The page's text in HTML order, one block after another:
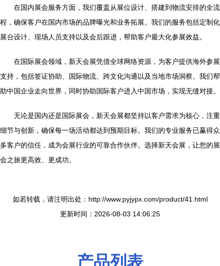
在国内展会服务方面，我们覆盖从展位设计、搭建到物流安排的全流
程，确保客户在国内市场的品牌曝光和业务拓展。我们的服务包括定制化
展台设计、现场人员支持以及会后跟进，帮助客户最大化参展效益。
在国际展会领域，新天会展凭借全球网络资源，为客户提供海外参展
支持，包括签证协助、国际物流、跨文化沟通以及当地市场洞察。我们帮
助中国企业走向世界，同时协助国际客户进入中国市场，实现无缝对接。
无论是国内还是国际展会，新天会展都坚持以客户需求为核心，注重
细节与创新，确保每一场活动都达到预期目标。我们的专业服务已赢得众
多客户的信任，成为会展行业的可靠合作伙伴。选择新天会展，让您的展
会之旅更高效、更成功。
如若转载，请注明出处：http://www.pyjypx.com/product/41.html
更新时间：2026-08-03 14:06:25
产品列表